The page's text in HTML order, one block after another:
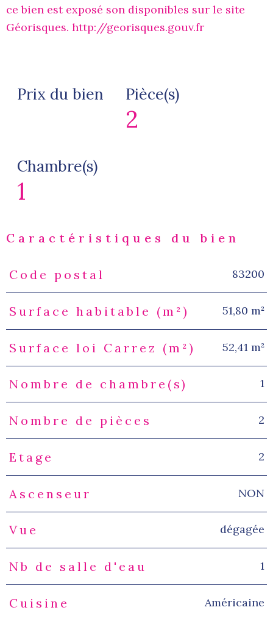
ce bien est exposé son disponibles sur le site
Géorisques. http://georisques.gouv.fr
Prix du bien Pièce(s)
2
Chambre(s)
1
Caractéristiques du bien
Caractéristiques Valeurs
Code postal 83200
Surface habitable (m²) 51,80 m²
Surface loi Carrez (m²) 52,41 m²
Nombre de chambre(s) 1
Nombre de pièces 2
Etage 2
Ascenseur NON
Vue dégagée
Nb de salle d'eau 1
Cuisine Américaine